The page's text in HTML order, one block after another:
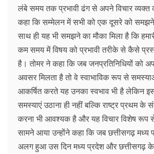
लंबे समय तक प्रभावी ढंग से अपने विचार
कहा कि सम्मेलन में सभी को एक दूसरे को
साथ ही यह भी समझने का मौका मिला है कि
कम समय में विषय को प्रभावी तरीके से कैसे
है। तोमर ने कहा कि जब जनप्रतिनिधियों को
अवसर मिलता है तो वे स्वाभाविक रूप से
आकर्षित करते यह उनका स्वभाव भी है लेकिन
समस्याएं उठाना ही नहीं बल्कि राष्ट्र प्रथम
करना भी आवश्यक है और यह विचार विशेष रूप
सामने आया उन्होंने कहा कि जब छत्तीसगढ़ मध्य
अलग हुआ उस दिन मध्य प्रदेश और छत्तीसगढ़ के